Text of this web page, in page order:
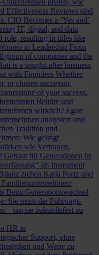
prüfen, wie
Effectiveness Reviews sind
CIO Becomes a ‘Yes and’
IT, digital, and data
role, resulting in titles like
in Leadership From
group of companies and the
is a sought-after business
with Founders Whether
or chosen successor,
of your success.
Beiräte und
wirklich? Egon
analysiert und
Tradition und
Wie gelingt
wie Vertrauen,
Gebaut für Generationen In
als Instrument
ziehen Katja Portz und
Beim Generationswechsel
Sie muss die Führungs-
– um sie zukunftsfest zu
HR in
Support, ohne
und Werte zu